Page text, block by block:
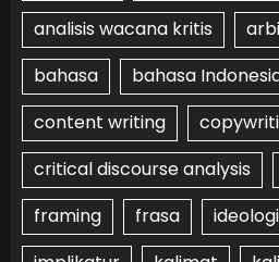
analisis wacana kritis
bahasa
bahasa
content writing
critical discourse analysis
framing
frasa ideologi